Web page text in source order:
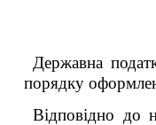
Державна
порядку
Відповідно до